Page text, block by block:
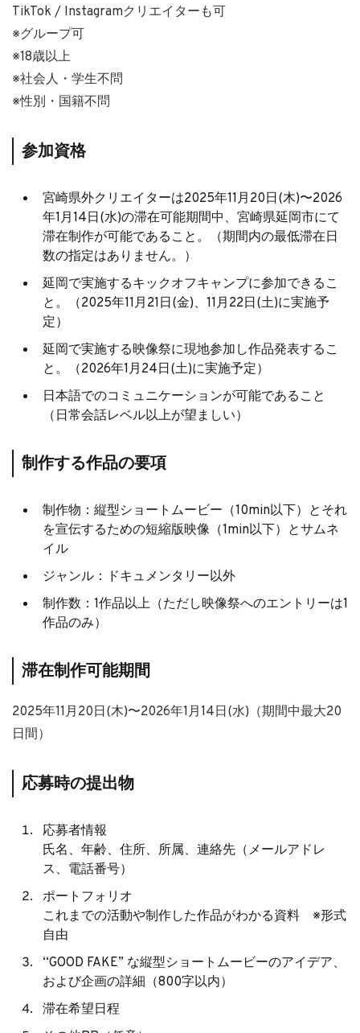
TikTok / Instagramクリエイターも可
※グループ可
※18歳以上
※社会人・学生不問
※性別・国籍不問
参加資格
宮崎県外クリエイターは2025年11月20日(木)〜2026
年1月14日(水)の滞在可能期間中、宮崎県延岡市にて
滞在制作が可能であること。（期間内の最低滞在日
数の指定はありません。）
延岡で実施するキックオフキャンプに参加できるこ
と。（2025年11月21日(金)、11月22日(土)に実施予
定）
延岡で実施する映像祭に現地参加し作品発表するこ
と。（2026年1月24日(土)に実施予定）
日本語でのコミュニケーションが可能であること
（日常会話レベル以上が望ましい）
制作する作品の要項
制作物：縦型ショートムービー（10min以下）とそれ
を宣伝するための短縮版映像（1min以下）とサムネ
イル
ジャンル：ドキュメンタリー以外
制作数：1作品以上（ただし映像祭へのエントリーは1
作品のみ）
滞在制作可能期間
2025年11月20日(木)〜2026年1月14日(水)（期間中最大20
日間）
応募時の提出物
応募者情報
氏名、年齢、住所、所属、連絡先（メールアドレ
ス、電話番号）
ポートフォリオ
これまでの活動や制作した作品がわかる資料 ※形式
自由
“GOOD FAKE” な縦型ショートムービーのアイデア、
および企画の詳細（800字以内）
滞在希望日程